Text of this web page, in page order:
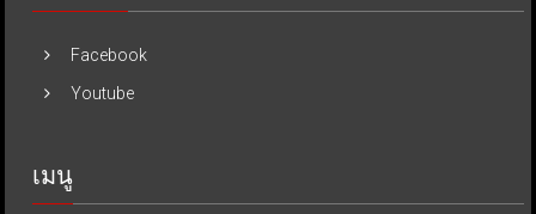
Facebook
Youtube
เมนู